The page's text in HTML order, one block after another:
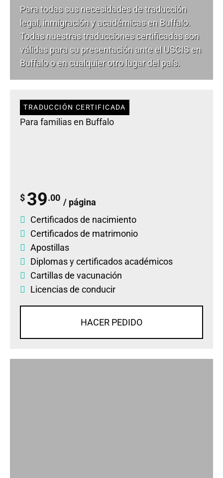
Para todas sus necesidades detraducción
legal, inmigración y académicas en Buffalo.
Todas nuestras traducciones certificadas son
válidas para su presentación ante el USCIS en
Buffalo o en cualquier otro lugar del país.
TRADUCCIÓN CERTIFICADA
Para familias en Buffalo
$ 39.00 / página
Certificados de nacimiento
Certificados de matrimonio
Apostillas
Diplomasycertificados académicos
Cartillas de vacunación
Licencias de conducir
HACER PEDIDO